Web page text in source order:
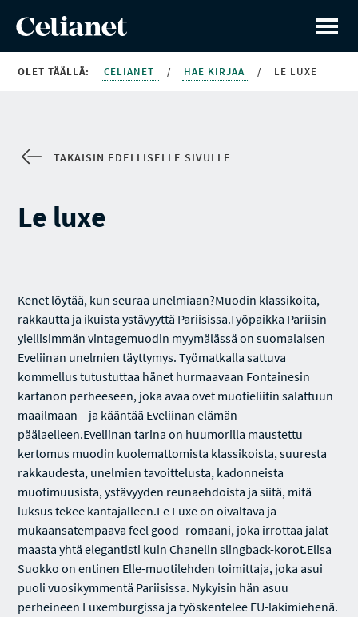
OLET TÄÄLLÄ: CELIANET / HAE KIRJAA / LE LUXE
TAKAISIN EDELLISELLE SIVULLE
Le luxe
Kenet löytää, kun seuraa unelmiaan?Muodin klassikoita,
rakkautta ja ikuista ystävyyttä Pariisissa.Työpaikka Pariisin
ylellisimmän vintagemuodin myymälässä on suomalaisen
Eveliinan unelmien täyttymys. Työmatkalla sattuva
kommellus tutustuttaa hänet hurmaavaan Fontainesin
kartanon perheeseen, joka avaa ovet muotieliitin salattuun
maailmaan – ja kääntää Eveliinan elämän
päälaelleen.Eveliinan tarina on huumorilla maustettu
kertomus muodin kuolemattomista klassikoista, suuresta
rakkaudesta, unelmien tavoittelusta, kadonneista
muotimuusista, ystävyyden reunaehdoista ja siitä, mitä
luksus tekee kantajalleen.Le Luxe on oivaltava ja
mukaansatempaava feel good -romaani, joka irrottaa jalat
maasta yhtä elegantisti kuin Chanelin slingback-korot.Elisa
Suokko on entinen Elle-muotilehden toimittaja, joka asui
puoli vuosikymmentä Pariisissa. Nykyisin hän asuu
perheineen Luxemburgissa ja työskentelee EU-lakimiehenä.